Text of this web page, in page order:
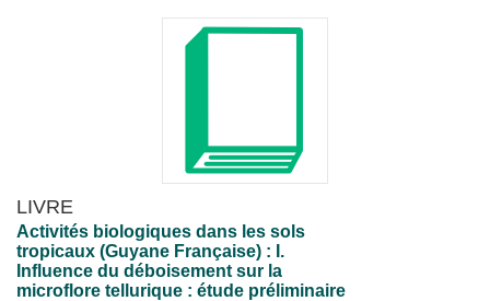
LIVRE
Activités biologiques dans les sols
tropicaux (Guyane Française) : I.
Influence du déboisement sur la
microflore tellurique : étude préliminaire